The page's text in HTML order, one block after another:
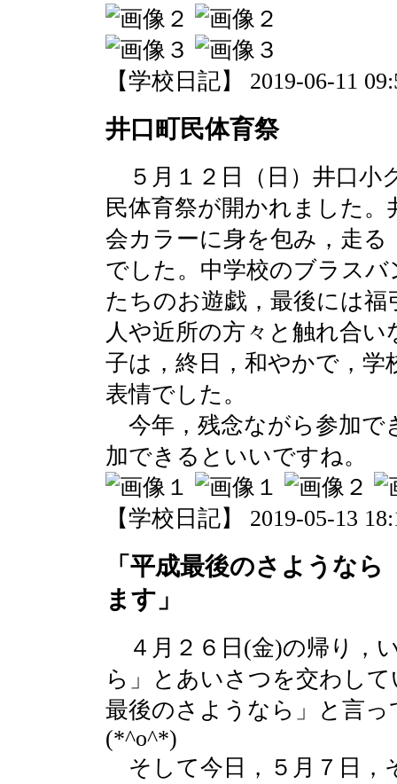
【学校日記】 2019-06-11
井口町民体育祭
５月１２日（日）井口小
民体育祭が開かれました
会カラーに身を包み，走
でした。中学校のブラス
たちのお遊戯，最後には
人や近所の方々と触れ合
子は，終日，和やかで，
表情でした。
今年，残念ながら参加で
加できるといいですね。
【学校日記】 2019-05-13
「平成最後のさような
ます」
４月２６日(金)の帰り，
ら」とあいさつを交わし
最後のさようなら」と言
(*^o^*)
そして今日，５月７日，